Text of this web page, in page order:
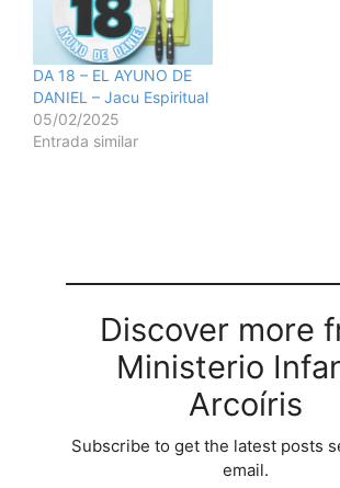
DA 18 – EL AYUNO DE
DANIEL – Jacu Espiritual
05/02/2025
Entrada similar
Discover more
Ministerio
Arcoíris
Subscribe to get the latest posts
email.